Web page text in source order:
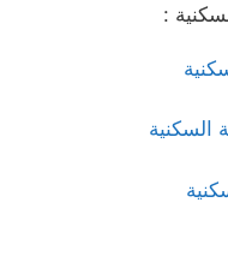
:
السكنية